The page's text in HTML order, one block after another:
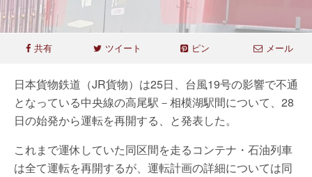
共有 ツイート ピン メール
日本貨物鉄道（JR貨物）は25日、台風19号の影響で不通
となっている中央線の高尾駅－相模湖駅間について、28
日の始発から運転を再開する、と発表した。
これまで運休していた同区間を走るコンテナ・石油列車
は全て運転を再開するが、運転計画の詳細については同